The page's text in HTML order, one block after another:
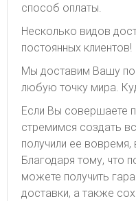
способ оплаты.
Несколько видов
постоянных клиентов!
Мы доставим Вашу
любую точку мира.
Если Вы совершаете
стремимся создать
получили ее вовремя,
Благодаря тому, что
можете получить
доставки, а также